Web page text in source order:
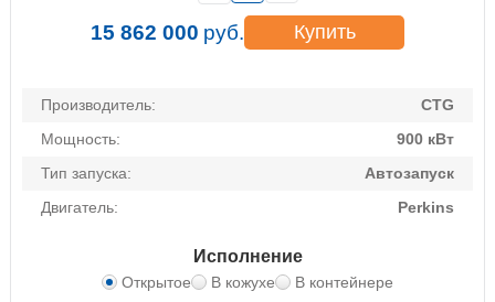
Производитель:
CTG
Мощность:
900 кВт
Тип запуска:
Автозапуск
Двигатель:
Perkins
Исполнение
Открытое В кожухе В контейнере
15 862 000 руб. Купить